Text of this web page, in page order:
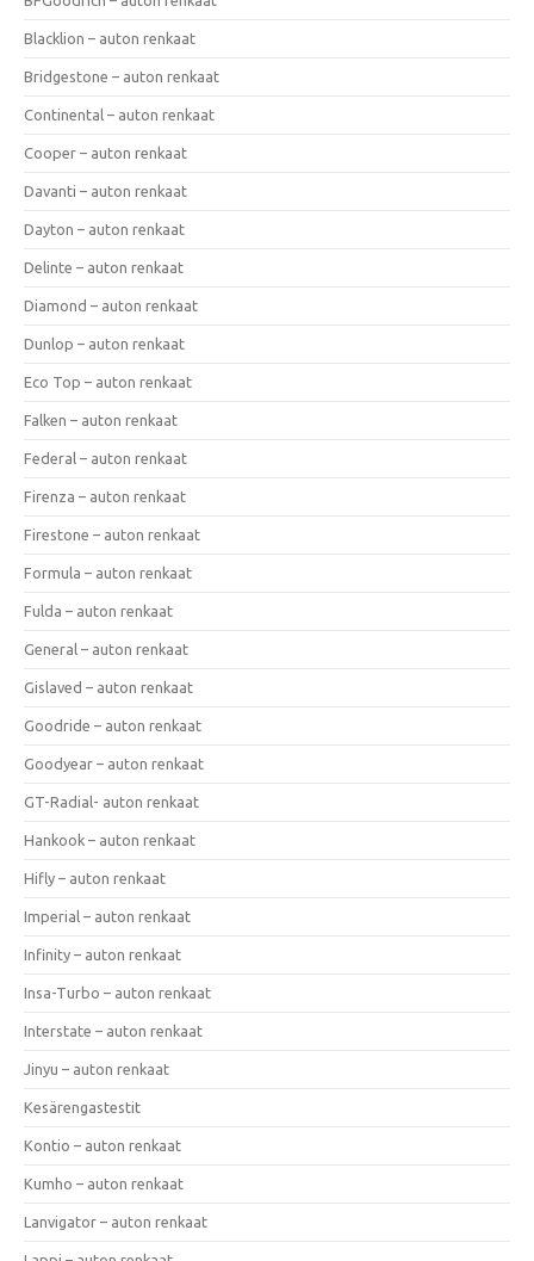
Blacklion – auton renkaat
Bridgestone – auton renkaat
Continental – auton renkaat
Cooper – auton renkaat
Davanti – auton renkaat
Dayton – auton renkaat
Delinte – auton renkaat
Diamond – auton renkaat
Dunlop – auton renkaat
Eco Top – auton renkaat
Falken – auton renkaat
Federal – auton renkaat
Firenza – auton renkaat
Firestone – auton renkaat
Formula – auton renkaat
Fulda – auton renkaat
General – auton renkaat
Gislaved – auton renkaat
Goodride – auton renkaat
Goodyear – auton renkaat
GT-Radial- auton renkaat
Hankook – auton renkaat
Hifly – auton renkaat
Imperial – auton renkaat
Infinity – auton renkaat
Insa-Turbo – auton renkaat
Interstate – auton renkaat
Jinyu – auton renkaat
Kesärengastestit
Kontio – auton renkaat
Kumho – auton renkaat
Lanvigator – auton renkaat